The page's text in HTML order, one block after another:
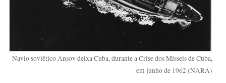
Navio soviêtico Ansov deixa Cuba, durante a Crise dos Mísseis de Cuba,
em junho de 1962 (NARA)